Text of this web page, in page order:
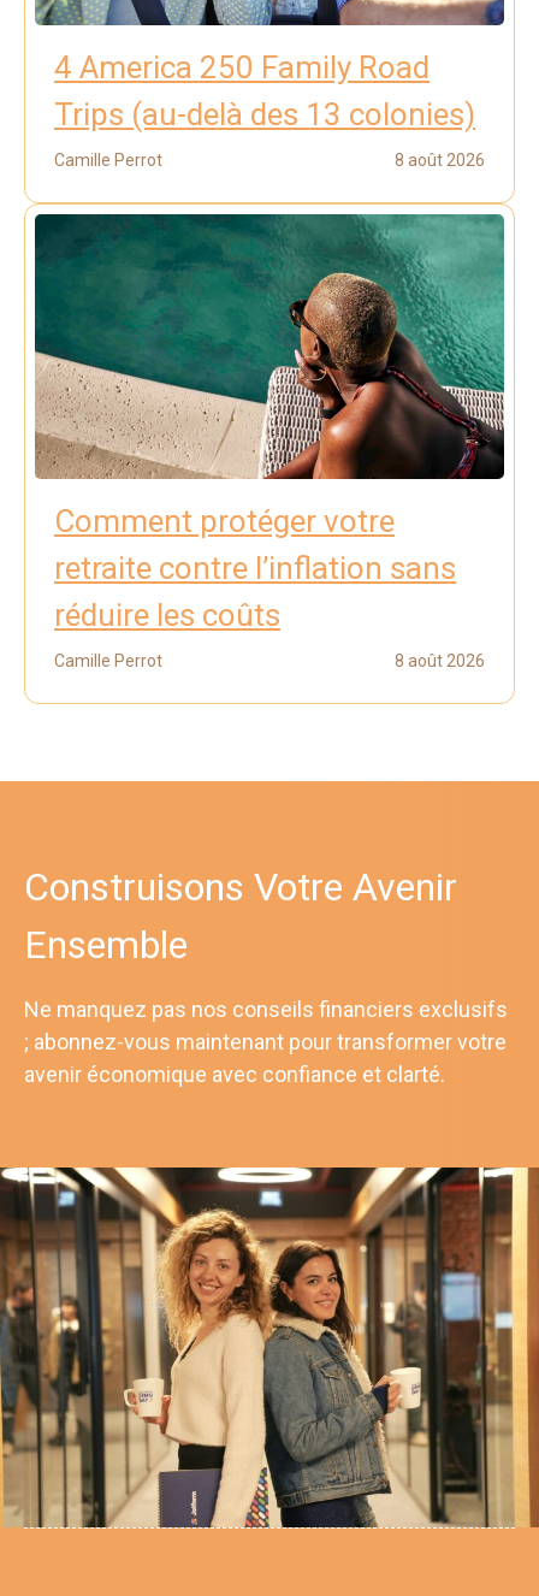
4 America 250 Family Road
Trips (au-delà des 13 colonies)
Camille Perrot 8 août 2026
Comment protéger votre
retraite contre l’inflation sans
réduire les coûts
Camille Perrot 8 août 2026
Construisons Votre Avenir
Ensemble
Ne manquez pas nos conseils financiers exclusifs
; abonnez-vous maintenant pour transformer votre
avenir économique avec confiance et clarté.